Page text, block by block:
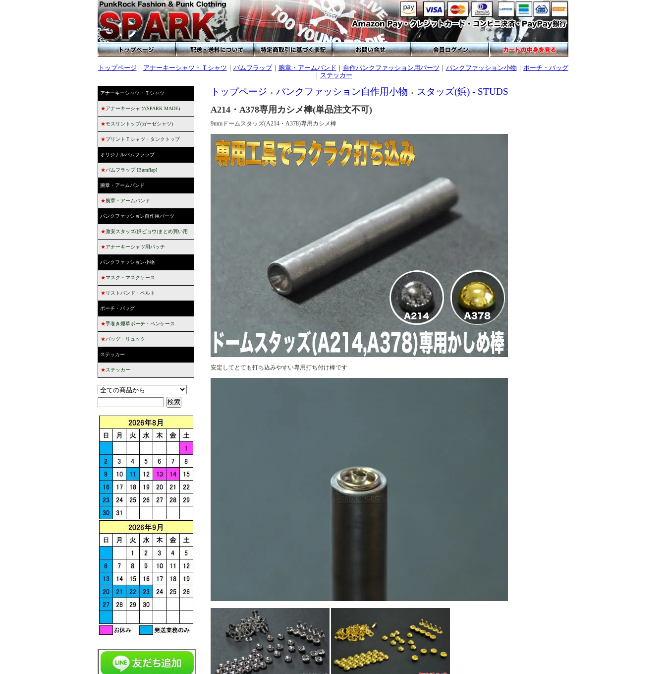
トップページ ｜ アナーキーシャツ・Ｔシャツ ｜ バムフラップ｜ 腕章・アームバンド ｜ 自作パンクファッション用パーツ ｜ パンクファッション小物 ｜ ポーチ・バッグ
｜ ステッカー
アナーキーシャツ・Ｔシャツ
★アナーキーシャツ(SPARK MADE)
★モスリントップ(ガーゼシャツ)
★プリントＴシャツ・タンクトップ
オリジナルバムフラップ
★バムフラップ [Bumflap]
腕章・アームバンド
★腕章・アームバンド
パンクファッション自作用パーツ
★激安スタッズ(鋲ビョウ)まとめ買い用
★アナーキーシャツ用パッチ
パンクファッション小物
★マスク・マスクケース
★ リストバンド・ベルト
ポーチ・バッグ
★手巻き煙草ポーチ・ペンケース
★バッグ・リュック
ステッカー
★ステッカー
トップページ ＞ パンクファッション自作用小物 ＞ スタッズ(鋲) - STUDS
A214・A378専用カシメ棒(単品注文不可)
9mmドームスタッズ(A214・A378)専用カシメ棒
安定してとても打ち込みやすい専用打ち付け棒です